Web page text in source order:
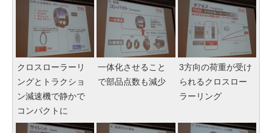
クロスローラーリ
ングとトラクショ
ン減速機で静かで
コンパクトに
一体化させること
で部品点数も減少
3方向の荷重が受け
られるクロスロー
ラーリング